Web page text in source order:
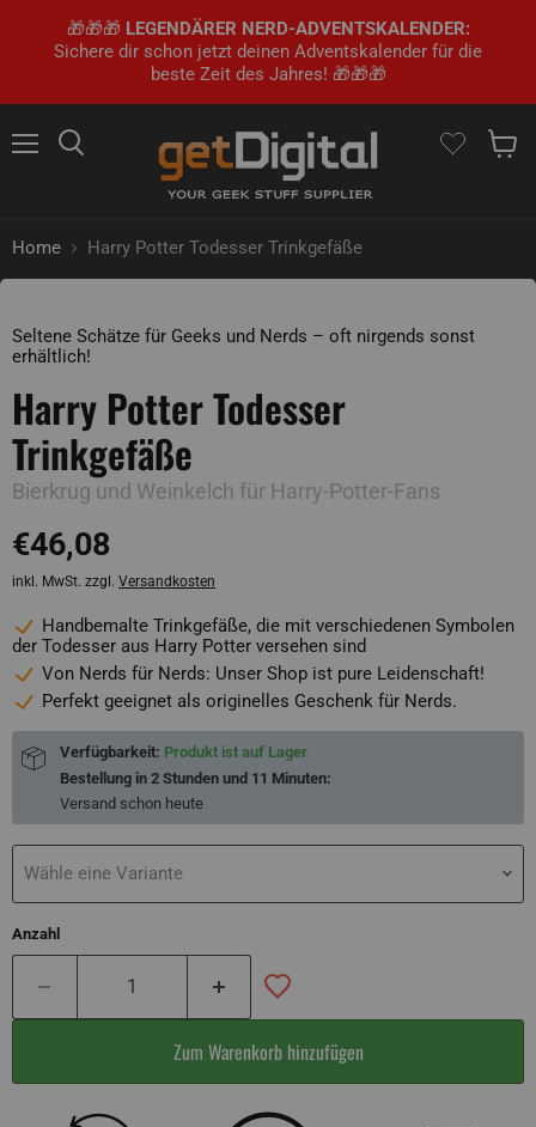
🎁🎁🎁 LEGENDÄRER NERD-ADVENTSKALENDER:
Sichere dir schon jetzt deinen Adventskalender für die
beste Zeit des Jahres! 🎁🎁🎁
Home Harry Potter Todesser TrinkgefäßeZum Zoomen tippen
Seltene Schätze für Geeks und Nerds – oft nirgends sonst
erhältlich!
Harry Potter Todesser
Trinkgefäße
Bierkrug und Weinkelch für Harry-Potter-Fans
€46,08
inkl. MwSt. zzgl. Versandkosten
Handbemalte Trinkgefäße, die mit verschiedenen Symbolen
der Todesser aus Harry Potter versehen sind
Von Nerds für Nerds: Unser Shop ist pure Leidenschaft!
Perfekt geeignet als originelles Geschenk für Nerds.
Verfügbarkeit: Produkt ist auf Lager
Bestellung in 2 Stunden und 11 Minuten:
Versand schon heute
Wähle eine Variante
Anzahl
Zum Warenkorb hinzufügen